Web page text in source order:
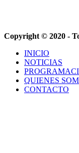
Copyright © 2020 -
INICIO
NOTICIAS
QUIENES
CONTACTO